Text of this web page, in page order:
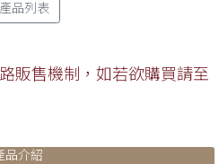
品列表
販售機制，如若欲購買請至
品介紹